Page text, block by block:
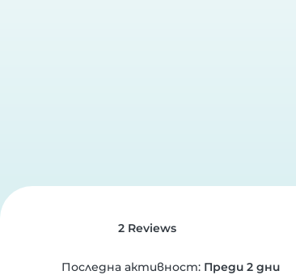
2 Reviews
Последна активност: Преди 2 дни